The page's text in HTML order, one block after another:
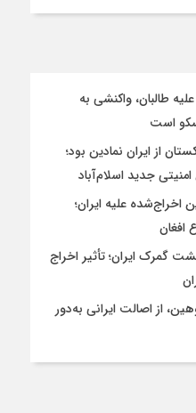
طالبان، واکنشی به
است
از ایران نمادین بود؛
جدید اسلام‌آباد
اخراج‌شده علیه ایران؛
افغان
گمرک ایران؛ تأثیر اخراج
از اصالت ایرانی به‌دور